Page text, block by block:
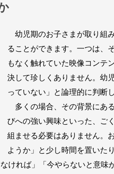
幼児期のお子さまが取り組
ることができます。一つは、
もなく触れていた映像コンテ
決して珍しくありません。幼
っていない」と論理的に判断
多くの場合、その背景にあ
びへの強い興味といった、ご
組ませる必要はありません。
ようか」と少し時間を置いた
れば」「今やらないと意味